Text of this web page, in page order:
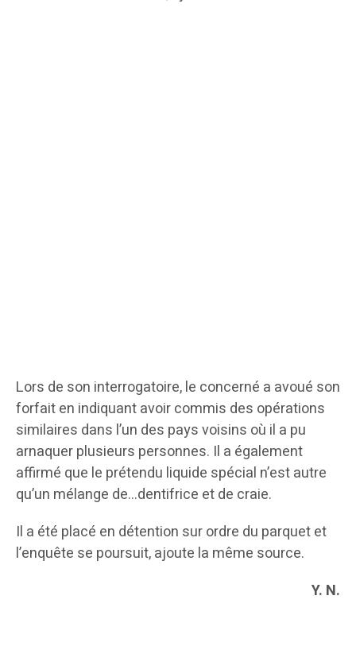
Lors de son interrogatoire, le concerné a avoué son
forfait en indiquant avoir commis des opérations
similaires dans l’un des pays voisins où il a pu
arnaquer plusieurs personnes. Il a également
affirmé que le prétendu liquide spécial n’est autre
qu’un mélange de…dentifrice et de craie.
Il a été placé en détention sur ordre du parquet et
l’enquête se poursuit, ajoute la même source.
Y. N.